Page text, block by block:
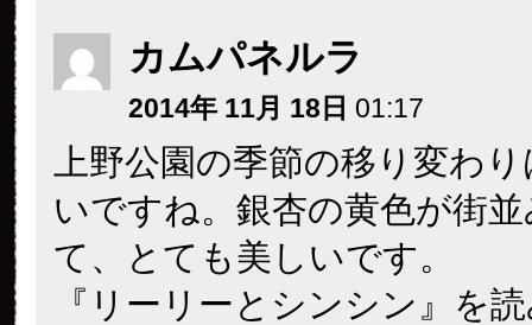
カムパネルラ
2014年 11月 18日 01:17
上野公園の季節の移り変わ
いですね。銀杏の黄色が街
て、とても美しいです。
『リーリーとシンシン』を